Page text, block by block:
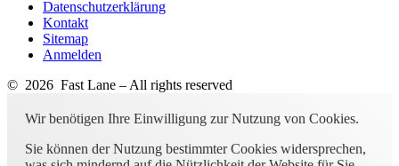
Datenschutzerklärung
Kontakt
Sitemap
Anmelden
© 2026 Fast Lane – All rights reserved
Wir benötigen Ihre Einwilligung zur Nutzung von Cookies.
Sie können der Nutzung bestimmter Cookies widersprechen,